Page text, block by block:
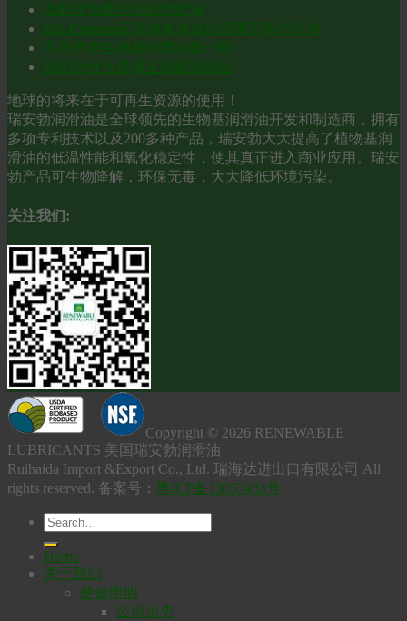
高粘度指数的节能润滑油
Bio-Extreme高温链条油成功应用于多个行业
不是所有生物基润滑油都一样
我们为什么选择生物基润滑油
地球的将来在于可再生资源的使用！
瑞安勃润滑油是全球领先的生物基润滑油开发和制造商，拥有
多项专利技术以及200多种产品，瑞安勃大大提高了植物基润
滑油的低温性能和氧化稳定性，使其真正进入商业应用。瑞安
勃产品可生物降解，环保无毒，大大降低环境污染。
关注我们:
Copyright © 2026 RENEWABLE
LUBRICANTS 美国瑞安勃润滑油
Ruihaida Import &Export Co., Ltd. 瑞海达进出口有限公司 All
rights reserved. 备案号： 粤ICP备13053483号
Home
关于我们
使命申明
公司历史